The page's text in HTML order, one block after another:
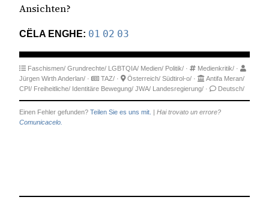
Ansichten?
CËLA ENGHE: 01 02 03
Faschismen/ Grundrechte/ LGBTQIA/ Medien/ Politik/ · Medienkritik/ ·
Jürgen Wirth Anderlan/ · TAZ/ · Österreich/ Südtirol-o/ ·
Antifa Meran/
CPI/ Freiheitliche/ Identitäre Bewegung/ JWA/ Landesregierung/ · Deutsch/
Einen Fehler gefunden? Teilen Sie es uns mit. | Hai trovato un errore?
Comunicacelo.